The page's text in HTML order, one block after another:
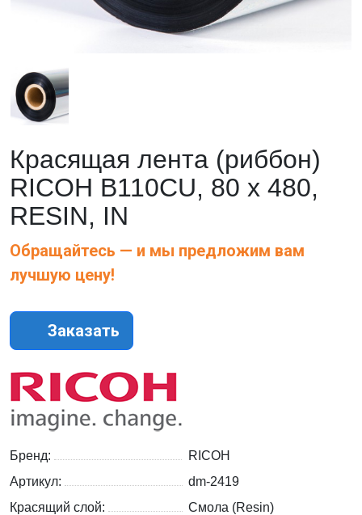
Красящая лента (риббон)
RICOH B110CU, 80 х 480,
RESIN, IN
Обращайтесь — и мы предложим вам
лучшую цену!
Заказать
Бренд:
RICOH
Артикул:
dm-2419
Красящий слой:
Смола (Resin)